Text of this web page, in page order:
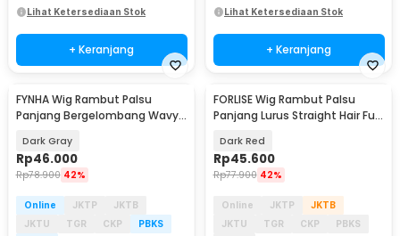
Lihat Ketersediaan Stok
+ Keranjang
Lihat Ketersediaan Stok
+ Keranjang
FYNHA Wig Rambut Palsu
Panjang Bergelombang Wavy
Dark Gray
Rp46.000
Rp78.900 42%
Online JKTP
JKTB
JKTU
TGR CKP
PBKS
FORLISE Wig Rambut Palsu
Panjang Lurus Straight Hair Full
Dark Red
Rp45.600
Rp77.900 42%
Online JKTP
JKTB
JKTU
TGR CKP
PBKS